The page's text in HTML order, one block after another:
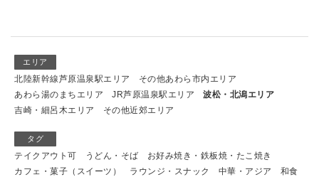
エリア
北陸新幹線芦原温泉駅エリア
その他あわら市内エリア
あわら湯のまちエリア
JR芦原温泉駅エリア
波松・北潟エリア
吉崎・細呂木エリア
その他近郊エリア
タグ
テイクアウト可 うどん・そば
お好み焼き・鉄板焼・たこ焼き
カフェ・菓子（スイーツ）
ラウンジ・スナック 中華・アジア
和食